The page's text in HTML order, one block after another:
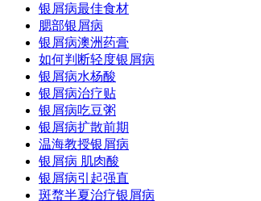
银屑病最佳食材
腮部银屑病
银屑病澳洲药膏
如何判断轻度银屑病
银屑病水杨酸
银屑病治疗贴
银屑病吃豆粥
银屑病扩散前期
温海教授银屑病
银屑病 肌肉酸
银屑病引起强直
斑蝥半夏治疗银屑病